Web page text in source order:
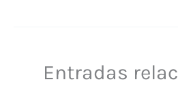
Entradas